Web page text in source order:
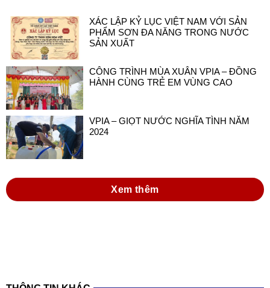
XÁC LẬP KỶ LỤC VIỆT NAM VỚI SẢN
PHẨM SƠN ĐA NĂNG TRONG NƯỚC
SẢN XUẤT
CÔNG TRÌNH MÙA XUÂN VPIA – ĐỒNG
HÀNH CÙNG TRẺ EM VÙNG CAO
VPIA – GIỌT NƯỚC NGHĨA TÌNH NĂM
2024
Xem thêm